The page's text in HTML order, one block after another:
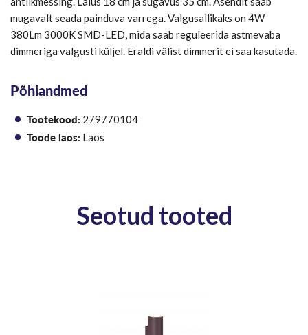
mugavalt seada painduva varrega. Valgusallikaks on 4W
380Lm 3000K SMD-LED, mida saab reguleerida astmevaba
dimmeriga valgusti küljel. Eraldi välist dimmerit ei saa kasutada.
Põhiandmed
Tootekood: 279770104
Toode laos: Laos
Seotud tooted